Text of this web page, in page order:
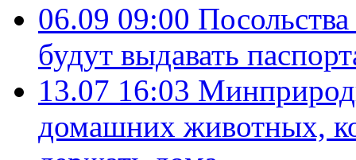
06.09 09:00
будут выдавать
13.07 16:03
домашних животных,